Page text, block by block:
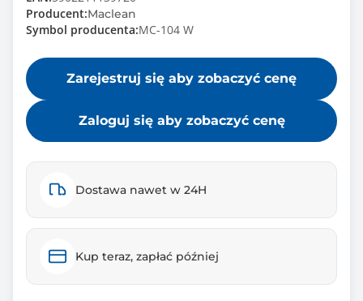
Producent:Maclean
Symbol producenta:MC-104 W
Zarejestruj się aby zobaczyć cenę
Zaloguj się aby zobaczyć cenę
Dostawa nawet w 24H
Kup teraz, zapłać później